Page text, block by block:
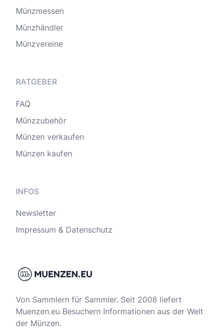
Von Sammlern für Sammler. Seit 2008 liefert
Muenzen.eu Besuchern Informationen aus der Welt
der Münzen.
Münzmessen
Münzhändler
Münzvereine
RATGEBER
FAQ
Münzzubehör
Münzen verkaufen
Münzen kaufen
INFOS
Newsletter
Impressum & Datenschutz